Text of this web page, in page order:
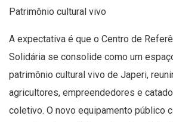
Patrimônio cultural vivo
A expectativa é que o Centro de
Solidária se consolide como um
patrimônio cultural vivo de Japeri,
agricultores, empreendedores e
coletivo. O novo equipamento público